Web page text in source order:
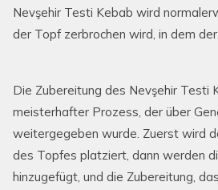
Nevşehir Testi Kebab wird
der Topf zerbrochen wird, in dem
Die Zubereitung des Nevşehir Testi
meisterhafter Prozess, der über
weitergegeben wurde. Zuerst wird
des Topfes platziert, dann werden
hinzugefügt, und die Zubereitung,